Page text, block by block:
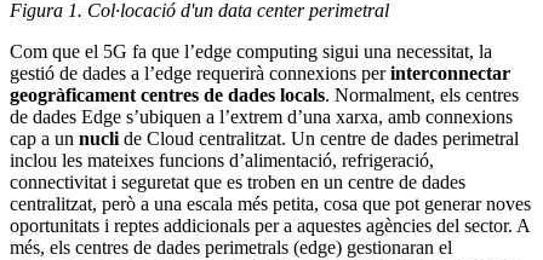
Figura 1. Col·locació d'un data center perimetral
Com que el 5G fa que l’edge computing sigui una necessitat, la
gestió de dades a l’edge requerirà connexions perinterconnectar
geogràficament centres de dades locals. Normalment, els centres
de dades Edge s’ubiquen a l’extrem d’una xarxa, amb connexions
cap a un nucli de Cloud centralitzat. Un centre de dades perimetral
inclou les mateixes funcions d’alimentació, refrigeració,
connectivitat i seguretat que es troben en un centre de dades
centralitzat, però a una escala més petita, cosa que pot generar noves
oportunitats i reptes addicionals per a aquestes agències del sector. A
més, els centres de dades perimetrals (edge) gestionaran el